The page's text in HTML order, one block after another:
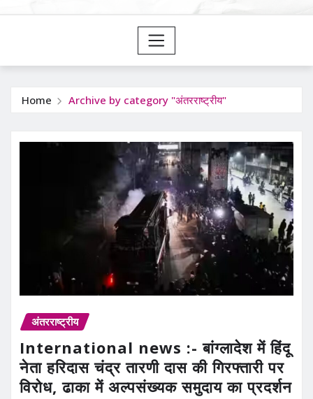
Home Archive by category "अंतरराष्ट्रीय"
अंतरराष्ट्रीय
International news :- बांग्लादेश में हिंदू
नेता हरिदास चंद्र तारणी दास की गिरफ्तारी पर
विरोध, ढाका में अल्पसंख्यक समुदाय का प्रदर्शन